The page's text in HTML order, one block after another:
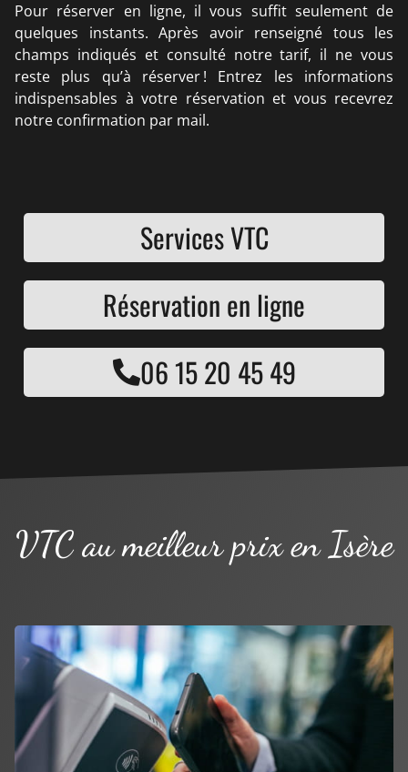
Pour réserver en ligne, il vous suffit seulement de
quelques instants. Après avoir renseigné tous les
champs indiqués et consulté notre tarif, il ne vous
reste plus qu’à réserver ! Entrez les informations
indispensables à votre réservation et vous recevrez
notre confirmation par mail.
Services VTC
Réservation en ligne
06 15 20 45 49
VTC au meilleur prix en Isère